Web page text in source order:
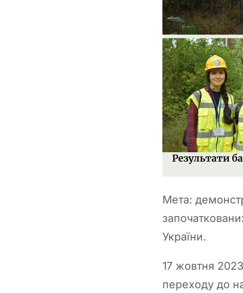
Мета:
України.
17 жовтня
переходу до